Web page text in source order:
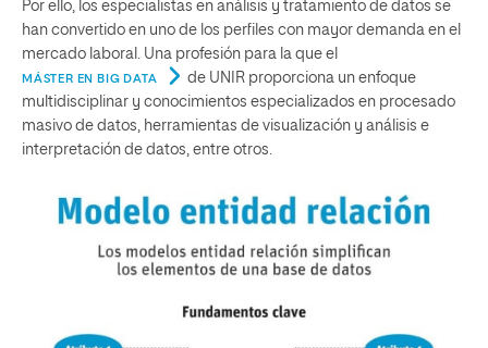
Por ello, los especialistas en análisis y tratamiento de datos se
han convertido en uno de los perfiles con mayor demanda en el
mercado laboral. Una profesión para la que el
MÁSTER EN BIG DATA
de UNIR proporciona un enfoque
multidisciplinar y conocimientos especializados en procesado
masivo de datos, herramientas de visualización y análisis e
interpretación de datos, entre otros.